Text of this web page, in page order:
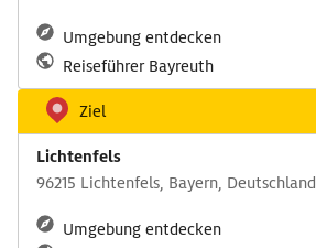
Umgebung entdecken
Reiseführer Bayreuth
Ziel
Lichtenfels
96215 Lichtenfels, Bayern, Deutschland
Umgebung entdecken